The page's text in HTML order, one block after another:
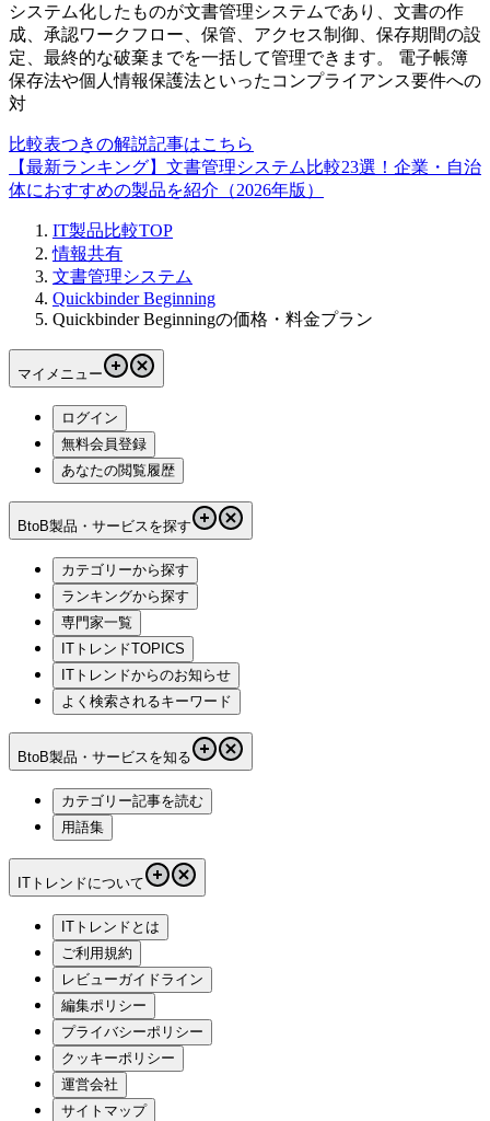
システム化したものが文書管理システムであり、文書の作
成、承認ワークフロー、保管、アクセス制御、保存期間の設
定、最終的な破棄までを一括して管理できます。 電子帳簿
保存法や個人情報保護法といったコンプライアンス要件への
対
比較表つきの解説記事はこちら
【最新ランキング】文書管理システム比較23選！企業・自治
体におすすめの製品を紹介（2026年版）
IT製品比較TOP
情報共有
文書管理システム
Quickbinder Beginning
Quickbinder Beginningの価格・料金プラン
マイメニュー
ログイン
無料会員登録
あなたの閲覧履歴
BtoB製品・サービスを探す
カテゴリーから探す
ランキングから探す
専門家一覧
ITトレンドTOPICS
ITトレンドからのお知らせ
よく検索されるキーワード
BtoB製品・サービスを知る
カテゴリー記事を読む
用語集
ITトレンドについて
ITトレンドとは
ご利用規約
レビューガイドライン
編集ポリシー
プライバシーポリシー
クッキーポリシー
運営会社
サイトマップ